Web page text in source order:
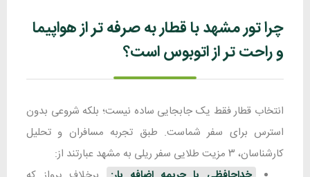
چرا تور مشهد با قطار به صرفه تر از هواپیما
و راحت تر از اتوبوس است؟
انتخاب قطار فقط یک جابجایی ساده نیست؛ بلکه شروعی بدون
استرس برای سفر شماست. طبق تجربه مسافران و تحلیل
کارشناسان، ۳ مزیت طلایی سفر ریلی به مشهد عبارتند از: